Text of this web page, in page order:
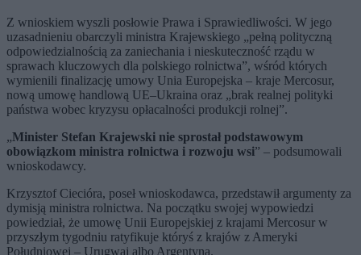
Z wnioskiem wyszli posłowie Prawa i Sprawiedliwości. W jego
uzasadnieniu obarczyli ministra Krajewskiego „pełną polityczną
odpowiedzialnością za zaniechania i nieskuteczność rządu w
sprawach kluczowych dla polskiego rolnictwa”, wśród których
wymienili finalizację umowy Unia Europejska – kraje Mercosur,
nową umowę handlową UE–Ukraina oraz „brak realnej polityki
państwa wobec kryzysu opłacalności produkcji rolnej”.
„Minister Stefan Krajewski nie sprostał podstawowym
obowiązkom ministra rolnictwa i rozwoju wsi” – podsumowali
wnioskodawcy.
Krzysztof Ciecióra, poseł wnioskodawca, przedstawił argumenty za
dymisją ministra rolnictwa. Na początku swojej wypowiedzi
powiedział, że umowę Unii Europejskiej z krajami Mercosur w
przyszłym tygodniu ratyfikuje któryś z krajów z Ameryki
Południowej – Urugwaj albo Argentyna.